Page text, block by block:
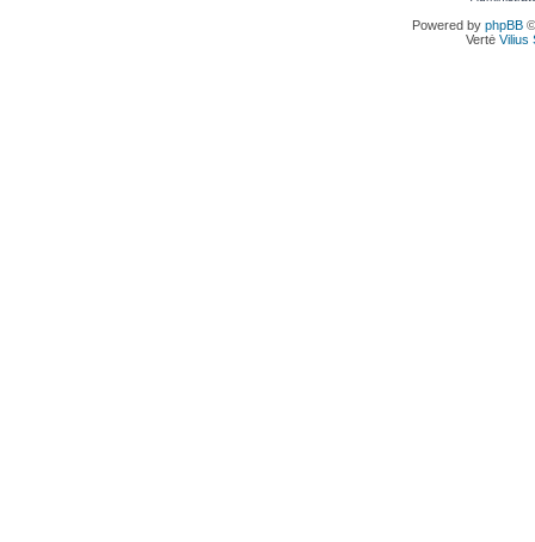
Powered by phpBB
Vertė Vilius